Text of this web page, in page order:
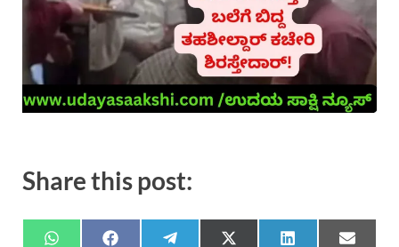
Share this post: